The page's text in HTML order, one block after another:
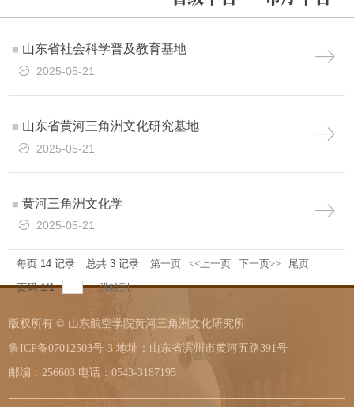
山东省社会科学普及教育基地
2025-05-21
山东省黄河三角洲文化研究基地
2025-05-21
黄河三角洲文化学
2025-05-21
每页 14 记录 总共3 记录 第一页 <<上一页 下一页>>
尾页
页码1/1 跳转到
版权所有 © 山东航空学院黄河三角洲文化研究所
鲁ICP备07012503号-3 地址：山东省滨州市黄河五路391号
邮编：256603 电话：0543-3187195